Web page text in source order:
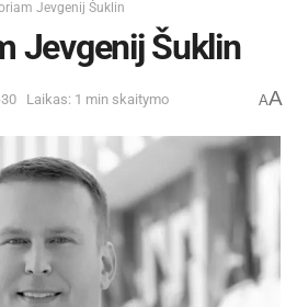
Jevgenij Šuklin
Jevgenij Šuklin
Laikas: 1 min skaitymo AA